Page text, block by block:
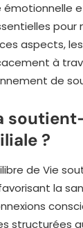
émotionnelle
pour
aspects,
à
de
?
de Vie
la
structurées